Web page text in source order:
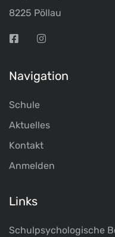
8225 Pöllau
Navigation
Schule
Aktuelles
Kontakt
Anmelden
Links
Schulpsychologische